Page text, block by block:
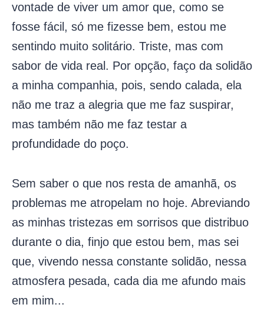
vontade de viver um amor que, como se
fosse fácil, só me fizesse bem, estou me
sentindo muito solitário. Triste, mas com
sabor de vida real. Por opção, faço da solidão
a minha companhia, pois, sendo calada, ela
não me traz a alegria que me faz suspirar,
mas também não me faz testar a
profundidade do poço.
Sem saber o que nos resta de amanhã, os
problemas me atropelam no hoje. Abreviando
as minhas tristezas em sorrisos que distribuo
durante o dia, finjo que estou bem, mas sei
que, vivendo nessa constante solidão, nessa
atmosfera pesada, cada dia me afundo mais
em mim...